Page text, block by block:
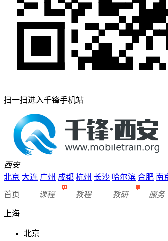
扫一扫进入千锋手机站
西安
北京 大连 广州 成都 杭州 长沙 哈尔滨 合肥 南
首页 课程 教程 教研 服务
上海
北京